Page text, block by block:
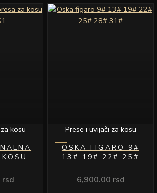
kosu
rsd
Prese i uvijači za kosu
OSKA FIGARO 9#
13# 19# 22# 25#
6,900.00 rsd